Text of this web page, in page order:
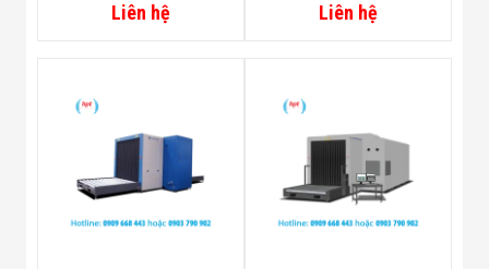
Liên hệ Liên hệ